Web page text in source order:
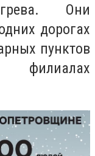
Они
дорогах
пунктов